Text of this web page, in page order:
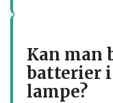
Kan man
batterier
lampe?